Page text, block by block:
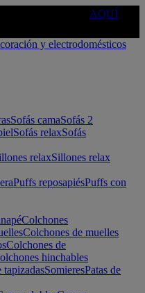
AQUÍ
Sofás camaSofás 2
Sofás relaxSofás
relaxSillones relax
Puffs reposapiésPuffs con
Colchones
Colchones de muelles
Colchones de
hinchables
tapizadasSomieresPatas de